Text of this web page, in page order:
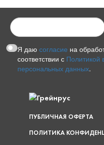
Я даюсогласие на
соответствии с Политикой
персональных данных.
ПУБЛИЧНАЯ ОФЕРТА
ПОЛИТИКА